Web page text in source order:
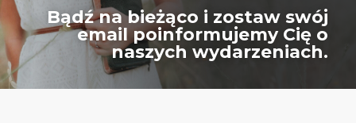
Bądź na bieżąco i zostaw swój
email poinformujemy Cię o
naszych wydarzeniach.